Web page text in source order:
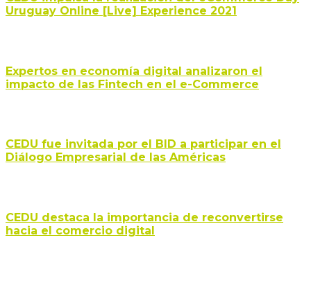
Uruguay Online [Live] Experience 2021
Expertos en economía digital analizaron el
impacto de las Fintech en el e-Commerce
CEDU fue invitada por el BID a participar en el
Diálogo Empresarial de las Américas
CEDU destaca la importancia de reconvertirse
hacia el comercio digital